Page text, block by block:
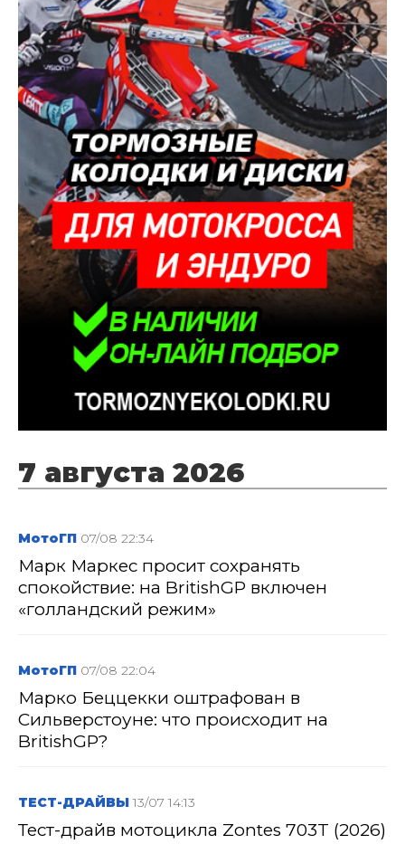
7 августа 2026
МотоГП 07/08 22:34
Марк Маркес просит сохранять
спокойствие: на BritishGP включен
«голландский режим»
МотоГП 07/08 22:04
Марко Беццекки оштрафован в
Сильверстоуне: что происходит на
BritishGP?
ТЕСТ-ДРАЙВЫ 13/07 14:13
Тест-драйв мотоцикла Zontes 703T (2026)